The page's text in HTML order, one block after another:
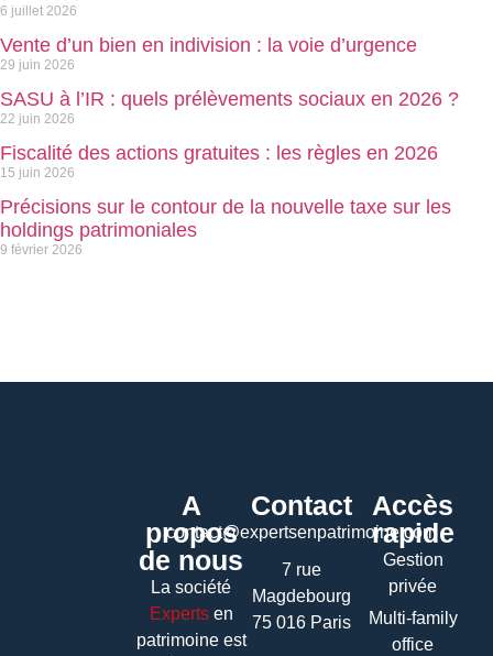
6 juillet 2026
Vente d’un bien en indivision : la voie d’urgence
29 juin 2026
SASU à l’IR : quels prélèvements sociaux en 2026 ?
22 juin 2026
Fiscalité des actions gratuites : les règles en 2026
15 juin 2026
Précisions sur le contour de la nouvelle taxe sur les
holdings patrimoniales
9 février 2026
A
propos
de nous
La société
Expertsen
patrimoine est
Contact
contact@expertsenpatrimoine.com
7 rue
Magdebourg
75 016 Paris
Accès
rapide
Gestion
privée
Multi-family
office